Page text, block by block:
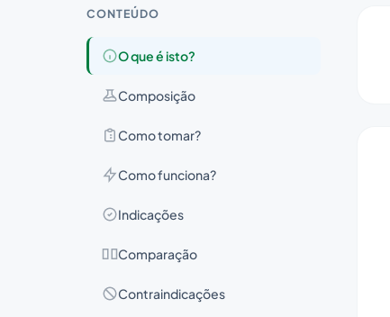
CONTEÚDO
O que é isto?
Composição
Como tomar?
Como funciona?
Indicações
Comparação
Contraindicações